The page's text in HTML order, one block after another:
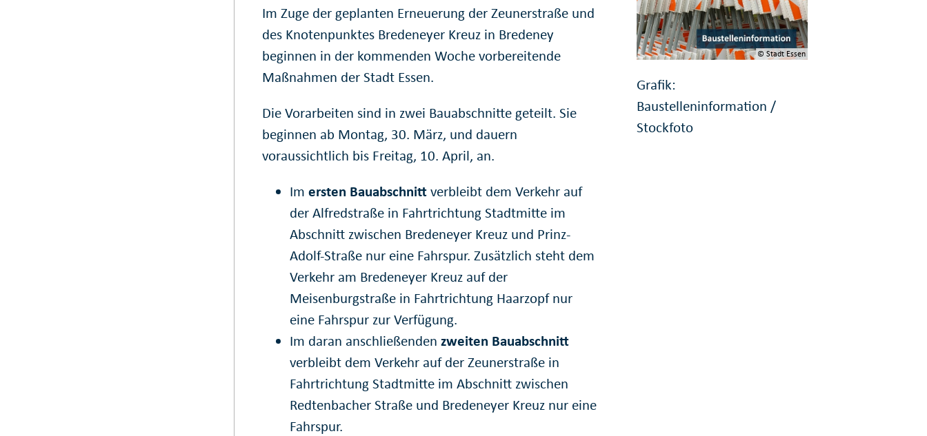
Im Zuge der geplanten Erneuerung der Zeunerstraße und
des Knotenpunktes Bredeneyer Kreuz in Bredeney
beginnen in der kommenden Woche vorbereitende
Maßnahmen der Stadt Essen.
Die Vorarbeiten sind in zwei Bauabschnitte geteilt. Sie
beginnen ab Montag, 30. März, und dauern
voraussichtlich bis Freitag, 10. April, an.
Imersten Bauabschnittverbleibt dem Verkehr auf
der Alfredstraße in Fahrtrichtung Stadtmitte im
Abschnitt zwischen Bredeneyer Kreuz und Prinz-
Adolf-Straße nur eine Fahrspur. Zusätzlich steht dem
Verkehr am Bredeneyer Kreuz auf der
Meisenburgstraße in Fahrtrichtung Haarzopf nur
eine Fahrspur zur Verfügung.
Im daran anschließendenzweiten Bauabschnitt
verbleibt dem Verkehr auf der Zeunerstraße in
Fahrtrichtung Stadtmitte im Abschnitt zwischen
Redtenbacher Straße und Bredeneyer Kreuz nur eine
Fahrspur.
© Stadt Essen
Grafik:
Baustelleninformation /
Stockfoto